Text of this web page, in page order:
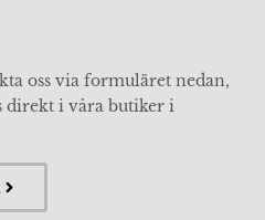
oss via formuläret nedan,
direkt i våra butiker i